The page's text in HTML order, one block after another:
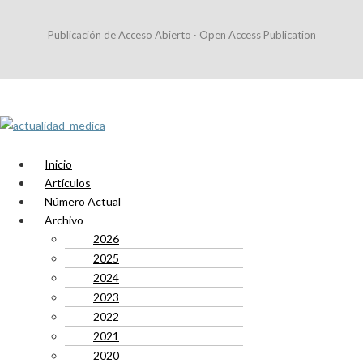
Publicación de Acceso Abierto · Open Access Publication
Inicio
Artículos
Número Actual
Archivo
2026
2025
2024
2023
2022
2021
2020